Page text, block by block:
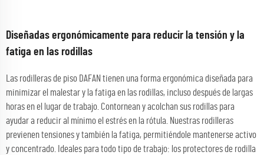
Diseñadas ergonómicamente para reducir la tensión y la
fatiga en las rodillas
Las rodilleras de piso DAFAN tienen una forma ergonómica diseñada para
minimizar el malestar y la fatiga en las rodillas, incluso después de largas
horas en el lugar de trabajo. Contornean y acolchan sus rodillas para
ayudar a reducir al mínimo el estrés en la rótula. Nuestras rodilleras
previenen tensiones y también la fatiga, permitiéndole mantenerse activo
y concentrado. Ideales para todo tipo de trabajo: los protectores de rodilla